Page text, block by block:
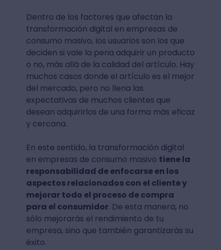
Dentro de los factores que afectan la
transformación digital en empresas de
consumo masivo, los usuarios son los que
deciden si vale la pena adquirir un producto
o no, más allá de la calidad del artículo. Hay
muchos casos donde el artículo es el mejor
del mercado, pero no llena las
expectativas de muchos clientes que
desean adquirirlos de una forma más eficaz
y cercana.
En este sentido, la transformación digital
en empresas de consumo masivo tiene la
responsabilidad de enfocarse en los
aspectos relacionados con el cliente y
mejorar todo el proceso de compra
para el consumidor. De esta manera, no
sólo mejorarás el rendimiento de tu
empresa, sino que también garantizarás su
éxito.